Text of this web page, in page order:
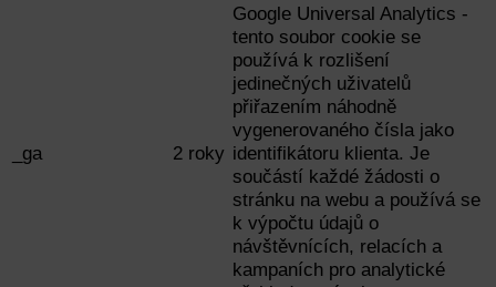
_ga 2 roky
Google Universal Analytics -
tento soubor cookie se
používá k rozlišení
jedinečných uživatelů
přiřazením náhodně
vygenerovaného čísla jako
identifikátoru klienta. Je
součástí každé žádosti o
stránku na webu a používá se
k výpočtu údajů o
návštěvnících, relacích a
kampaních pro analytické